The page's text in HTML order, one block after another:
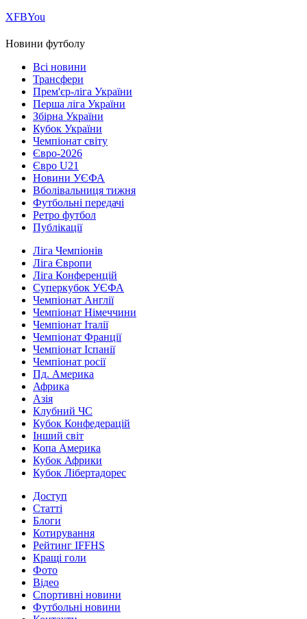
ХFBYou
Новини футболу
Всі новини
Трансфери
Прем'єр-ліга України
Перша ліга України
Збірна України
Кубок України
Чемпіонат світу
Євро-2026
Євро U21
Новини УЄФА
Вболівальниця тижня
Футбольні передачі
Ретро футбол
Публікації
Ліга Чемпіонів
Ліга Європи
Ліга Конференцій
Суперкубок УЄФА
Чемпіонат Англії
Чемпіонат Німеччини
Чемпіонат Італії
Чемпіонат Франції
Чемпіонат Іспанії
Чемпіонат росії
Пд. Америка
Африка
Азія
Клубний ЧС
Кубок Конфедерацій
Інший світ
Копа Америка
Кубок Африки
Кубок Лібертадорес
Доступ
Статті
Блоги
Котирування
Рейтинг IFFHS
Кращі голи
Фото
Відео
Спортивні новини
Футбольні новини